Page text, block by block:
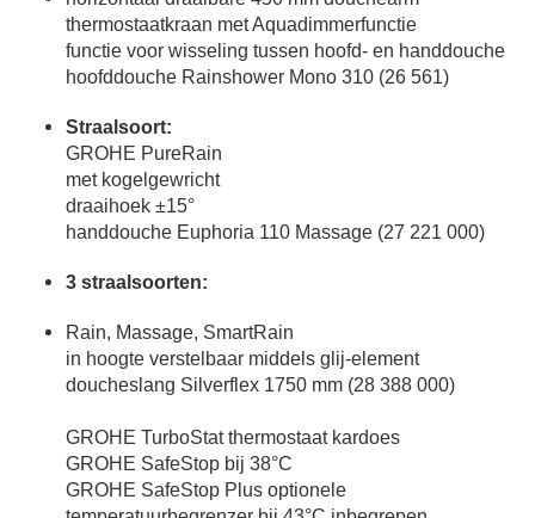
thermostaatkraan met Aquadimmerfunctie
functie voor wisseling tussen hoofd- en handdouche
hoofddouche Rainshower Mono 310 (26 561)
Straalsoort:
GROHE PureRain
met kogelgewricht
draaihoek ±15°
handdouche Euphoria 110 Massage (27 221 000)
3 straalsoorten:
Rain, Massage, SmartRain
in hoogte verstelbaar middels glij-element
doucheslang Silverflex 1750 mm (28 388 000)
GROHE TurboStat thermostaat kardoes
GROHE SafeStop bij 38°C
GROHE SafeStop Plus optionele